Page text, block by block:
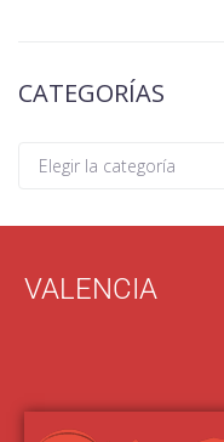
CATEGORÍAS
VALENCIA